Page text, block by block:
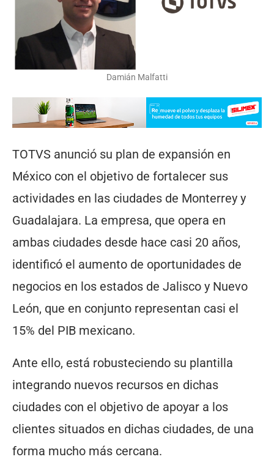
Damián Malfatti
TOTVS anunció su plan de expansión en
México con el objetivo de fortalecer sus
actividades en las ciudades de Monterrey y
Guadalajara. La empresa, que opera en
ambas ciudades desde hace casi 20 años,
identificó el aumento de oportunidades de
negocios en los estados de Jalisco y Nuevo
León, que en conjunto representan casi el
15% del PIB mexicano.
Ante ello, está robusteciendo su plantilla
integrando nuevos recursos en dichas
ciudades con el objetivo de apoyar a los
clientes situados en dichas ciudades, de una
forma mucho más cercana.